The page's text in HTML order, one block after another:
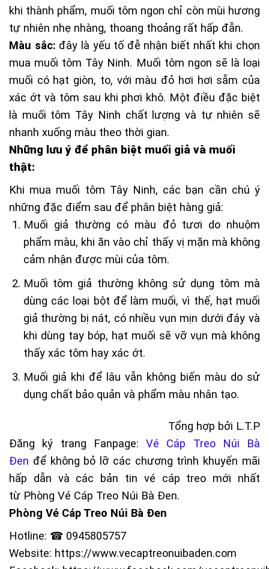
khi thành phẩm, muối tôm ngon chỉ còn mùi hương
tự nhiên nhẹ nhàng, thoang thoảng rất hấp đẫn.
Màu sắc: đây là yếu tố đễ nhận biết nhất khi chọn
mua muối tôm Tây Ninh. Muối tôm ngon sẽ là loại
muối có hạt giòn, to, với màu đỏ hơi hơi sẫm của
xác ớt và tôm sau khi phơi khô. Một điều đặc biệt
là muối tôm Tây Ninh chất lượng và tự nhiên sẽ
nhanh xuống màu theo thời gian.
Những lưu ý để phân biệt muối giả và muối
thật:
Khi mua muối tôm Tây Ninh, các bạn cần chú ý
những đặc điểm sau để phân biệt hàng giả:
Muối giả thường có màu đỏ tươi do nhuộm
phẩm màu, khi ăn vào chỉ thấy vị mặn mà không
cảm nhận được mùi của tôm.
Muối tôm giả thường không sử dụng tôm mà
dùng các loại bột để làm muối, vì thế, hạt muối
giả thường bị nát, có nhiều vụn mịn dưới đáy và
khi dùng tay bóp, hạt muối sẽ vỡ vụn mà không
thấy xác tôm hay xác ớt.
Muối giả khi để lâu vẫn không biến màu do sử
dụng chất bảo quản và phẩm màu nhân tạo.
Tổng hợp bởi L.T.P
Đăng ký trang Fanpage: Vé Cáp Treo Núi Bà
Đen để không bỏ lỡ các chương trình khuyến mãi
hấp dẫn và các bản tin vé cáp treo mới nhất
từ Phòng Vé Cáp Treo Núi Bà Đen.
Phòng Vé Cáp Treo Núi Bà Đen
Hotline: ☎ 0945805757
Website: https://www.vecaptreonuibaden.com